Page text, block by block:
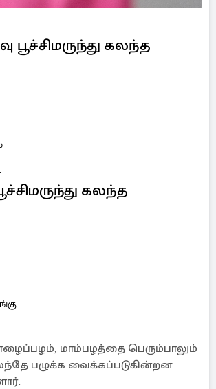
பூச்சிமருந்து கலந்த
கலந்த
மாம்பழத்தை பெரும்பாலும்
பழுக்க வைக்கப்படுகின்றன